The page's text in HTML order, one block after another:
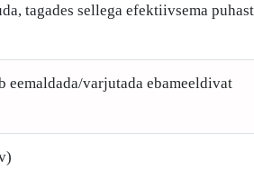
tagades sellega efektiivsema
eemaldada/varjutada ebameeldivat